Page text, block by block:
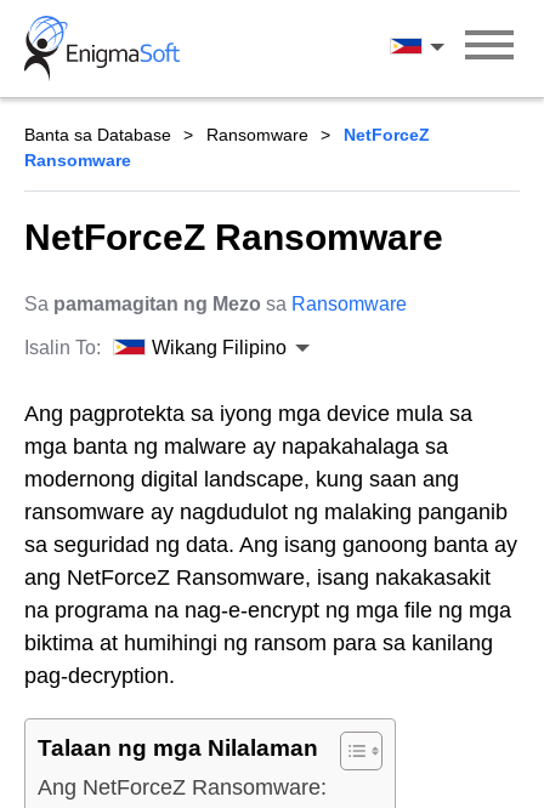
Skip
content
Wikang Filipino
Banta sa Database Ransomware
NetForceZ
Ransomware
NetForceZ Ransomware
Sa pamamagitan ng Mezo sa Ransomware
Isalin To: Wikang Filipino
Ang pagprotekta sa iyong mga device mula sa
mga banta ng malware ay napakahalaga sa
modernong digital landscape, kung saan ang
ransomware ay nagdudulot ng malaking panganib
sa seguridad ng data. Ang isang ganoong banta ay
ang NetForceZ Ransomware, isang nakakasakit
na programa na nag-e-encrypt ng mga file ng mga
biktima at humihingi ng ransom para sa kanilang
pag-decryption.
Talaan ng mga Nilalaman
Ang NetForceZ Ransomware: